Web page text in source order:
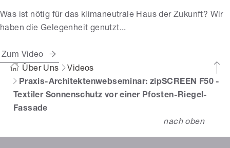
Was ist nötig für das klimaneutrale Haus der Zukunft? Wir
haben die Gelegenheit genutzt...
Zum Video
Über Uns
Videos
Praxis-Architektenwebseminar: zipSCREEN F50 -
Textiler Sonnenschutz vor einer Pfosten-Riegel-
Fassade
nach oben